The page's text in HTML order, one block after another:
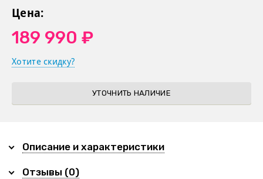
Цена:
189 990 ₽
Хотите скидку?
УТОЧНИТЬ НАЛИЧИЕ
Описание и характеристики
Отзывы (0)